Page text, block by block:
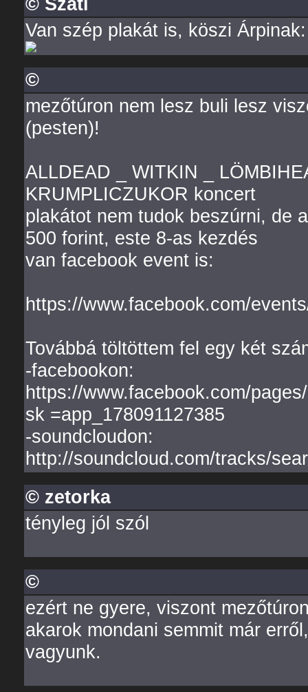
Van szép plakát is, köszi Árpinak:
©
mezőtúron nem lesz buli lesz
(pesten)!
ALLDEAD _ WITKIN _
KRUMPLICZUKOR koncert
plakátot nem tudok beszúrni, de
500 forint, este 8-as kezdés
van facebook event is:
https://www.facebook.com/
Továbbá töltöttem fel egy két
-facebookon:
https://www.facebook.com/
sk =app_178091127385
-soundcloudon:
http://soundcloud.com/tracks/
© zetorka
tényleg jól szól
©
ezért ne gyere, viszont
akarok mondani semmit már
vagyunk.